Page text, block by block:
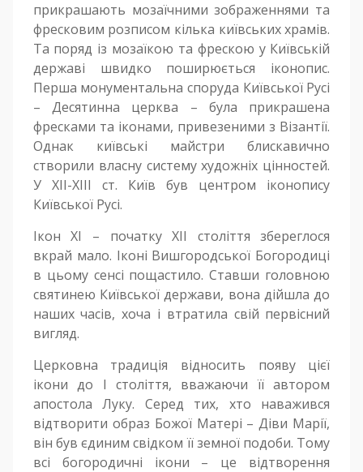
прикрашають мозаїчними зображеннями та
фресковим розписом кілька київських храмів.
Та поряд із мозаїкою та фрескою у Київській
державі швидко поширюється іконопис.
Перша монументальна споруда Київської Русі
– Десятинна церква – була прикрашена
фресками та іконами, привезеними з Візантії.
Однак київські майстри блискавично
створили власну систему художніх цінностей.
У XII-XIII ст. Київ був центром іконопису
Київської Русі.
Ікон ХІ – початку XII століття збереглося
вкрай мало. Іконі Вишгородської Богородиці
в цьому сенсі пощастило. Ставши головною
святинею Київської держави, вона дійшла до
наших часів, хоча і втратила свій первісний
вигляд.
Церковна традиція відносить появу цієї
ікони до І століття, вважаючи її автором
апостола Луку. Серед тих, хто наважився
відтворити образ Божої Матері – Діви Марії,
він був єдиним свідком її земної подоби. Тому
всі богородичні ікони – це відтворення